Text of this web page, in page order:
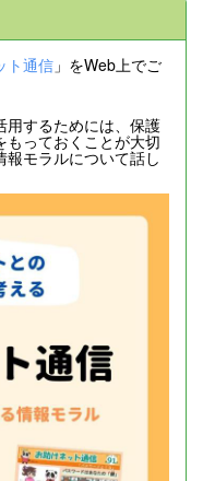
ト通信 」をWeb上でご
用するためには、保護
っておくことが大切
モラルについて話し